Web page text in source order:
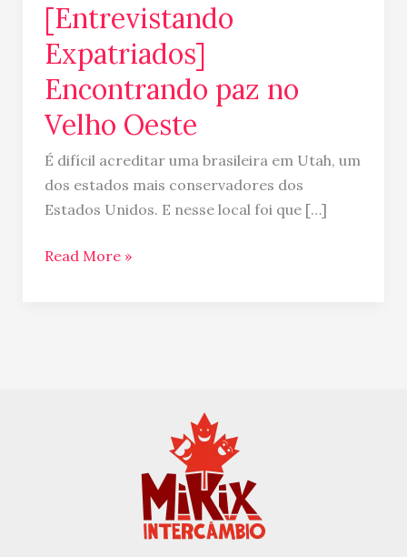
[Entrevistando
Expatriados]
Encontrando paz no
Velho Oeste
É difícil acreditar uma brasileira em Utah, um
dos estados mais conservadores dos
Estados Unidos. E nesse local foi que […]
[Entrevistando
Expatriados]
Encontrando
paz
no
Velho
Oeste
Read More »